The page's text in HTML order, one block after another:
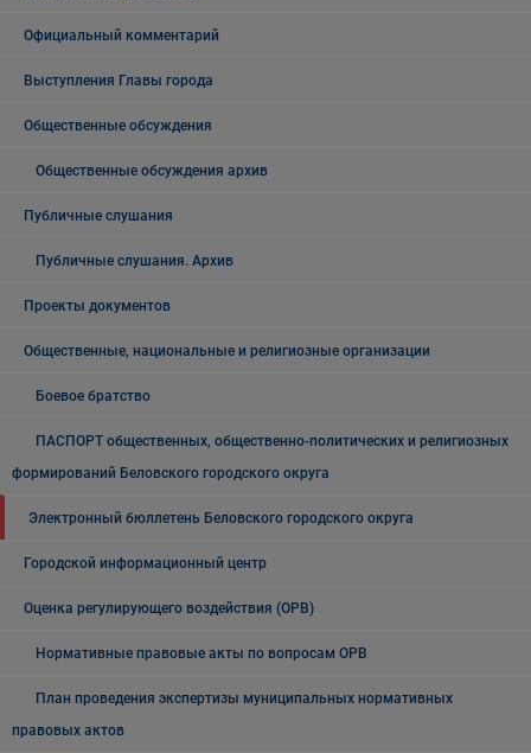
Официальный комментарий
Выступления Главы города
Общественные обсуждения
Общественные обсуждения архив
Публичные слушания
Публичные слушания. Архив
Проекты документов
Общественные, национальные и религиозные организации
Боевое братство
ПАСПОРТ общественных, общественно-политических и религиозных
формирований Беловского городского округа
Электронный бюллетень Беловского городского округа
Городской информационный центр
Оценка регулирующего воздействия (ОРВ)
Нормативные правовые акты по вопросам ОРВ
План проведения экспертизы муниципальных нормативных
правовых актов